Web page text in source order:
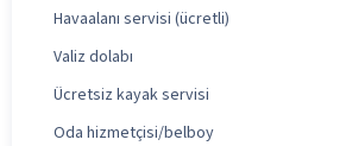
Havaalanı servisi (ücretli)
Valiz dolabı
Ücretsiz kayak servisi
Oda hizmetçisi/belboy